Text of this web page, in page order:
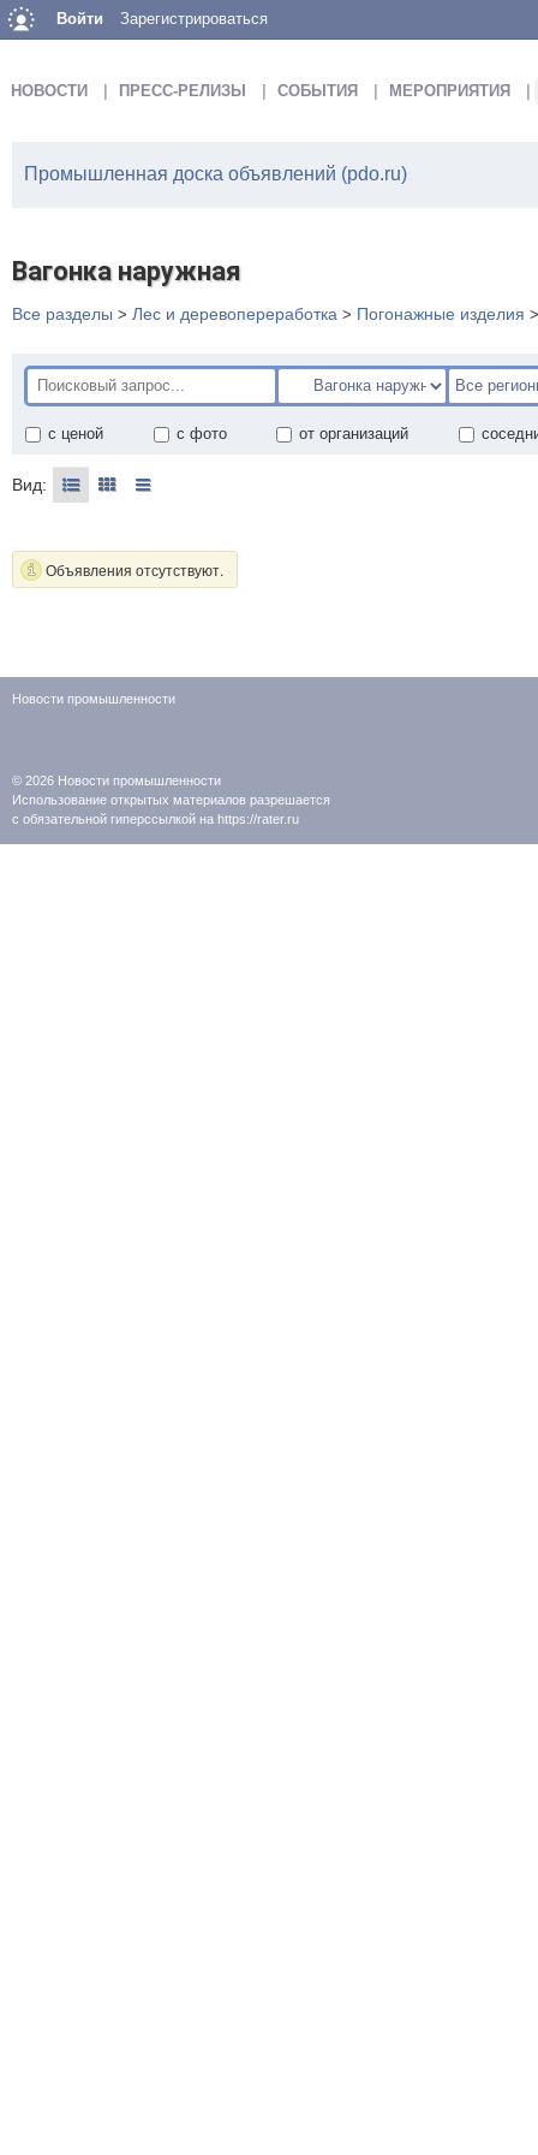
Войти Зарегистрироваться
НОВОСТИ ПРЕСС-РЕЛИЗЫ СОБЫТИЯ МЕРОПРИЯТИЯ
Промышленная доска объявлений (pdo.ru)
Вагонка наружная
Все разделы > Лес и деревопереработка > Погонажные изделия
с ценой с фото от организаций
Вид:
Объявления отсутствуют.
Новости промышленности
© 2026 Новости промышленности
Использование открытых материалов разрешается
с обязательной гиперссылкой на https://rater.ru